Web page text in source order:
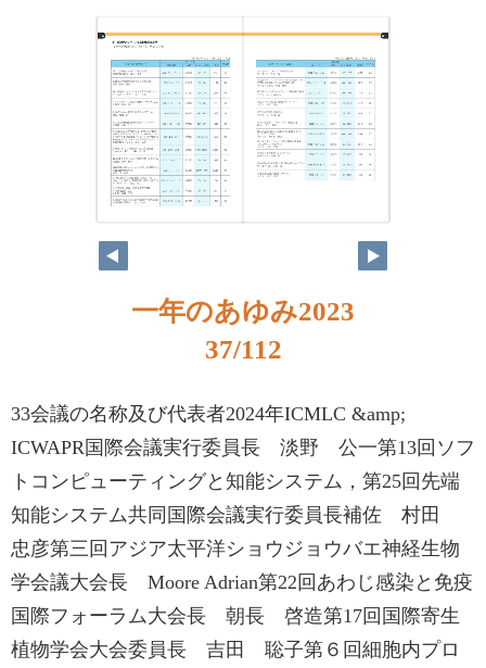
一年のあゆみ2023
37/112
33会議の名称及び代表者2024年ICMLC &amp;
ICWAPR国際会議実行委員長 淡野 公一第13回ソフ
トコンピューティングと知能システム，第25回先端
知能システム共同国際会議実行委員長補佐 村田
忠彦第三回アジア太平洋ショウジョウバエ神経生物
学会議大会長 Moore Adrian第22回あわじ感染と免疫
国際フォーラム大会長 朝長 啓造第17回国際寄生
植物学会大会委員長 吉田 聡子第６回細胞内プロ